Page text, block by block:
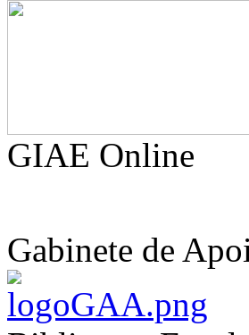
GIAE Online
Gabinete de